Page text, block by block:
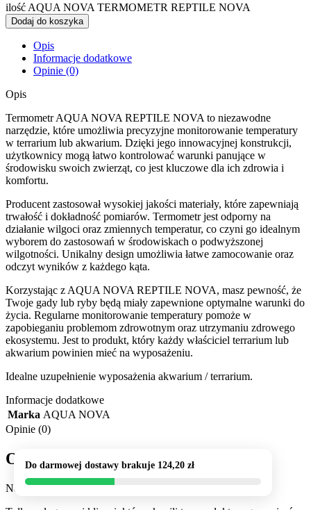
Do darmowej dostawy brakuje 124,20 zł
ilość AQUA NOVA TERMOMETR REPTILE NOVA
Dodaj do koszyka
Opis
Informacje dodatkowe
Opinie (0)
Opis
Termometr AQUA NOVA REPTILE NOVA to niezawodne
narzędzie, które umożliwia precyzyjne monitorowanie temperatury
w terrarium lub akwarium. Dzięki jego innowacyjnej konstrukcji,
użytkownicy mogą łatwo kontrolować warunki panujące w
środowisku swoich zwierząt, co jest kluczowe dla ich zdrowia i
komfortu.
Producent zastosował wysokiej jakości materiały, które zapewniają
trwałość i dokładność pomiarów. Termometr jest odporny na
działanie wilgoci oraz zmiennych temperatur, co czyni go idealnym
wyborem do zastosowań w środowiskach o podwyższonej
wilgotności. Unikalny design umożliwia łatwe zamocowanie oraz
odczyt wyników z każdego kąta.
Korzystając z AQUA NOVA REPTILE NOVA, masz pewność, że
Twoje gady lub ryby będą miały zapewnione optymalne warunki do
życia. Regularne monitorowanie temperatury pomoże w
zapobieganiu problemom zdrowotnym oraz utrzymaniu zdrowego
ekosystemu. Jest to produkt, który każdy właściciel terrarium lub
akwarium powinien mieć na wyposażeniu.
Idealne uzupełnienie wyposażenia akwarium / terrarium.
Informacje dodatkowe
Marka AQUA NOVA
Opinie (0)
Opinie
Na razie nie ma opinii o produkcie.